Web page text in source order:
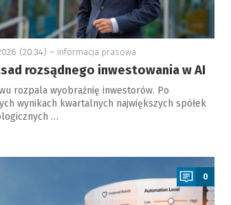
(20:34) – informacja prasowa
rozsądnego inwestowania w AI
rozpala wyobraźnię inwestorów. Po
wynikach kwartalnych największych spółek
…
0